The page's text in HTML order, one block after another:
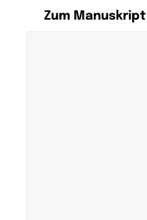
Zum Manuskript